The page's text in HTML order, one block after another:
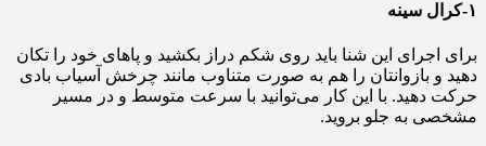
۱-کرال سینه
برای اجرای این شنا باید روی شکم دراز بکشید و پاهای خود را تکان
دهید و بازوانتان را هم به صورت متناوب مانند چرخش آسیاب بادی
حرکت دهید. با این کار می‌توانید با سرعت متوسط و در مسیر
مشخصی به جلو بروید.